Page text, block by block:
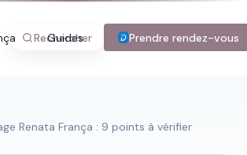
Guides Blog Tarifs
Rechercher Prendre rendez-vous
Renata França : 9 points à vérifier